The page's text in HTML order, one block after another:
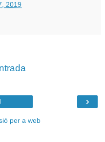
2019
›
per a web